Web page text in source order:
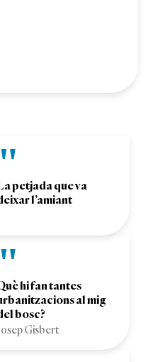
petjada que va
l’amiant
hi fan tantes
al mig
bosc?
Gisbert